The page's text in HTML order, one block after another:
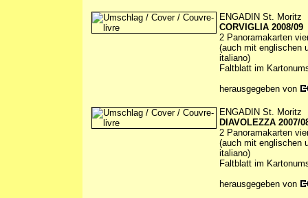
ENGADIN St. Moritz
CORVIGLIA 2008/09
2 Panoramakarten
(auch mit englischen
italiano)
Faltblatt im
herausgegeben von
ENGADIN St. Moritz
DIAVOLEZZA 2007/
2 Panoramakarten
(auch mit englischen
italiano)
Faltblatt im
herausgegeben von